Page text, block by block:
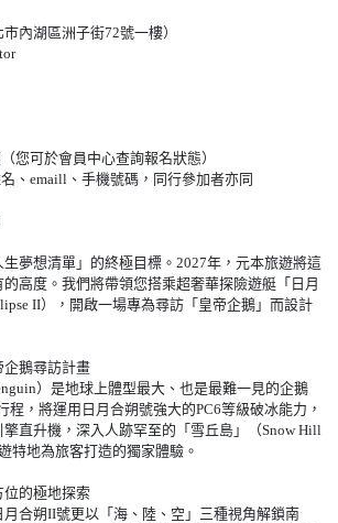
內湖區洲子街72號一樓）
您可於會員中心查詢報名狀態）
、emaill、手機號碼，同行參加者亦同
夢想清單」的終極目標。2027年，元本旅遊將這
高度。我們將帶領您搭乘超奢華探險遊艇「日月
II），開啟一場專為尋訪「皇帝企鵝」而設計
企鵝尋訪計畫
）是地球上體型最大、也是最難一見的企鵝
程，將運用日月合朔號強大的PC6等級破冰能力，
直升機，深入人跡罕至的「雪丘島」（Snow Hill
特地為旅客打造的獨家體驗。
位的極地探索
合朔II號更以「海、陸、空」三種視角解鎖南